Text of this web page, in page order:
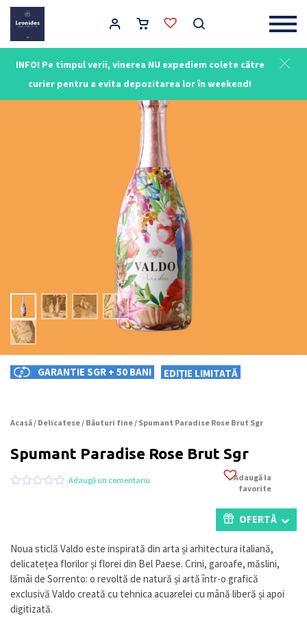
INFO! Pe timpul verii, vinerea NU expediem colete către
curier pentru a evita depozitarea lor în weekend!
Main Navigation
GARANTIE SGR + 50 BANI EDIȚIE LIMITATĂ
Acasă / Delicatese / Băuturi fine / Spumant Paradise Rose Brut Sgr
Spumant Paradise Rose Brut Sgr
pe
a
evaluări
la
clienți
Adaugă un comentariu
Adaugă la
favorite
OFERTĂ
Noua sticlă Valdo este inspirată din arta și arhitectura italiană,
delicatețea florilor și florei din Bel Paese. Crini, garoafe, măslini,
lămâi de Sorrento: o revoltă de natură și artă într-o grafică
exclusivă Valdo creată cu tehnica acuarelei cu mână liberă și apoi
digitizată.